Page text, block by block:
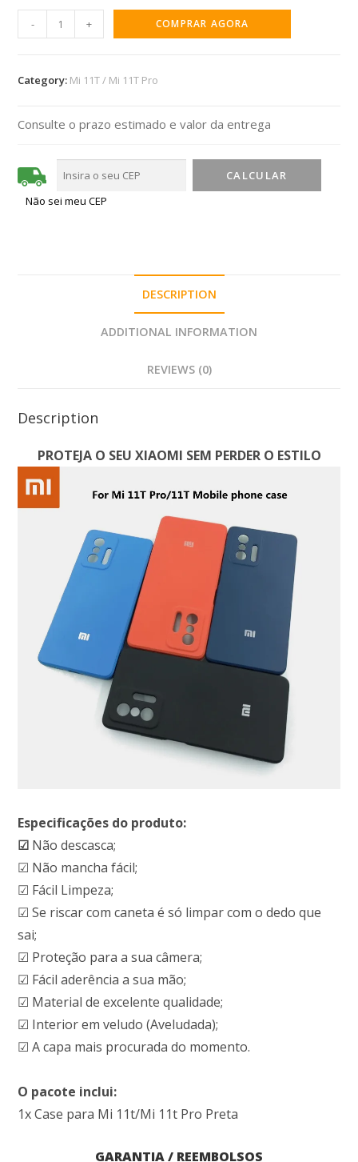
- + COMPRAR AGORA
Category: Mi 11T / Mi 11T Pro
Consulte o prazo estimado e valor da entrega
Não sei meu CEP
DESCRIPTION
ADDITIONAL INFORMATION
REVIEWS (0)
Description
PROTEJA O SEU XIAOMI SEM PERDER O ESTILO
Especificações do produto:
☑ Não descasca;
☑ Não mancha fácil;
☑ Fácil Limpeza;
☑ Se riscar com caneta é só limpar com o dedo que
sai;
☑ Proteção para a sua câmera;
☑ Fácil aderência a sua mão;
☑ Material de excelente qualidade;
☑ Interior em veludo (Aveludada);
☑ A capa mais procurada do momento.
O pacote inclui:
1x Case para Mi 11t/Mi 11t Pro Preta
GARANTIA / REEMBOLSOS